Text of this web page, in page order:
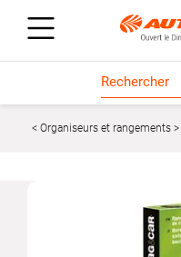
Organiseurs et rangements